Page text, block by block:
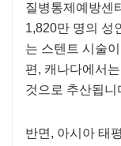
질병통제예방센
1,820만 명의 성
는 스텐트 시술
편, 캐나다에서
것으로 추산됩니
반면, 아시아 태